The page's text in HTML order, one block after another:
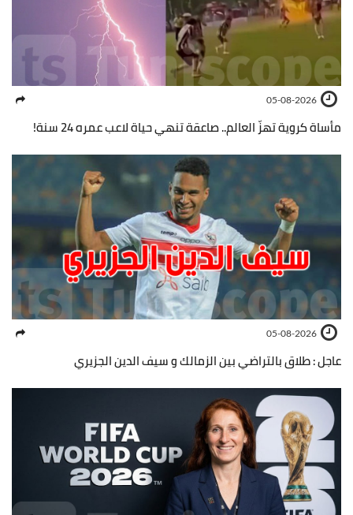
05-08-2026
مأساة كروية تهزّ العالم.. صاعقة تنهي حياة لاعب عمره 24 سنة!
05-08-2026
عاجل : طلاق بالتراضي بين الزمالك و سيف الدين الجزيري